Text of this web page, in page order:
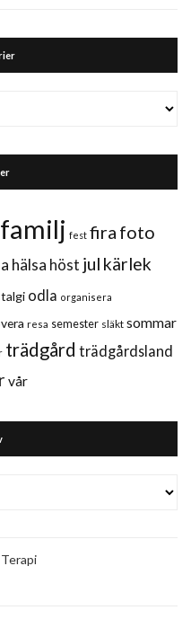
familj fest fira foto
hälsa höst jul kärlek
odla organisera
resa semester släkt sommar
trädgård trädgårdsland
vår